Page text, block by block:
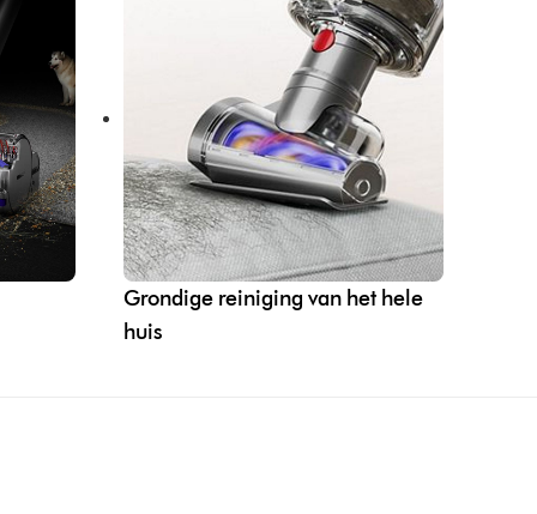
Grondige reiniging van het hele
huis